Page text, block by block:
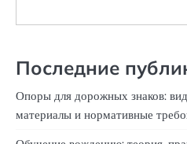
Последние
Опоры для дорожных знаков:
материалы и нормативные